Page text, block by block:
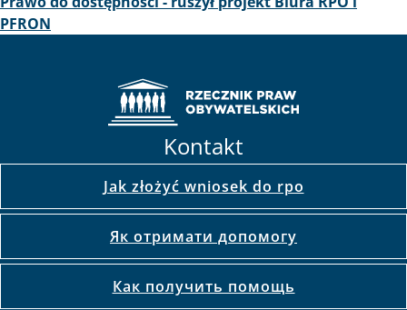
PFRON
Kontakt
Jak złożyć wniosek do rpo
Як отримати допомогу
Как получить помощь